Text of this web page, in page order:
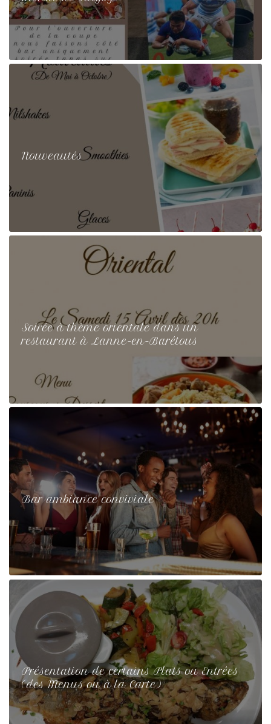
Nouveautés
Soirée à thème orientale dans un
restaurant à Lanne-en-Barétous
Bar ambiance conviviale
Présentation de certains Plats ou Entrées
(des Menus ou à la Carte)